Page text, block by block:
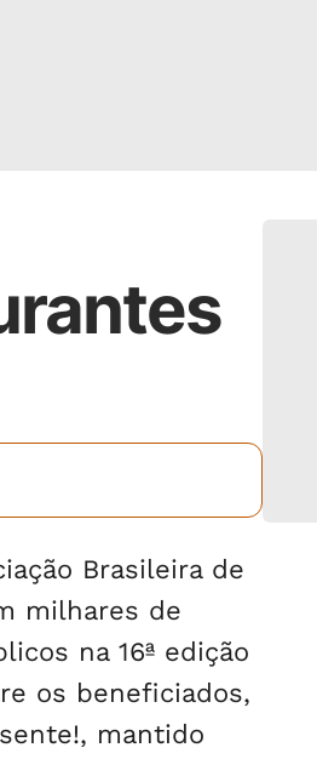
Brasileira de
milhares de
na 16ª edição
os beneficiados,
mantido